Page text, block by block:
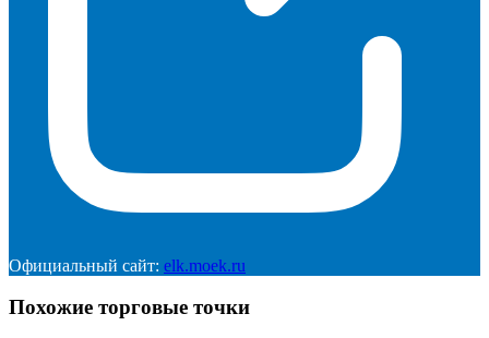
Официальный сайт: elk.moek.ru
Похожие торговые точки